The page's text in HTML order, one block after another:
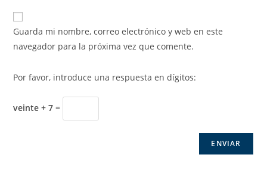
Guarda mi nombre, correo electrónico y web en este
navegador para la próxima vez que comente.
Por favor, introduce una respuesta en dígitos:
veinte + 7 =